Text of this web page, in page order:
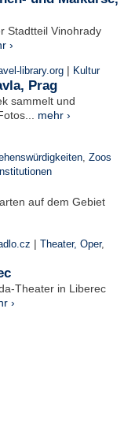
Stadtteil Vinohrady
›
library.org | Kultur
Prag
sammelt und
mehr ›
, Zoos
Institutionen
auf dem Gebiet
| Theater, Oper,
Theater in Liberec
›